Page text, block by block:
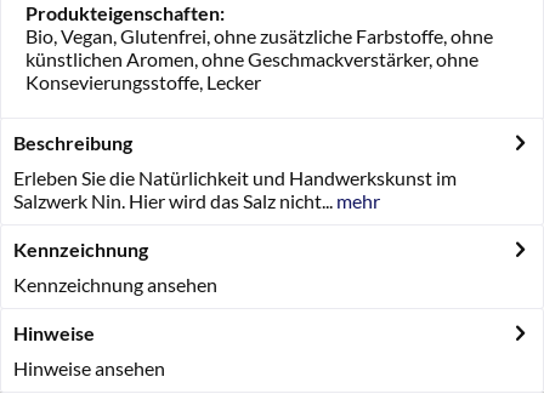
Produkteigenschaften:
Bio, Vegan, Glutenfrei, ohne zusätzliche Farbstoffe, ohne
künstlichen Aromen, ohne Geschmackverstärker, ohne
Konsevierungsstoffe, Lecker
Beschreibung
Erleben Sie die Natürlichkeit und Handwerkskunst im
Salzwerk Nin. Hier wird das Salz nicht... mehr
Kennzeichnung
Kennzeichnung ansehen
Hinweise
Hinweise ansehen